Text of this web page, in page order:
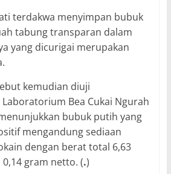
terdakwa menyimpan bubuk
tabung transparan dalam
yang dicurigai merupakan
kemudian diuji
Bea Cukai Ngurah
bubuk putih yang
mengandung sediaan
dengan berat total 6,63
gram netto. (.)